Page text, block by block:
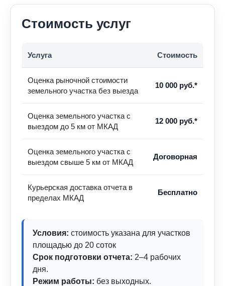
Стоимость услуг
Услуга Стоимость
Оценка рыночной стоимости
земельного участка без выезда
10 000 руб.*
Оценка земельного участка с
выездом до 5 км от МКАД
12 000 руб.*
Оценка земельного участка с
выездом свыше 5 км от МКАД
Договорная
Курьерская доставка отчета в
пределах МКАД
Бесплатно
Условия: стоимость указана для участков
площадью до 20 соток
Срок подготовки отчета: 2–4 рабочих
дня.
Режим работы: без выходных.